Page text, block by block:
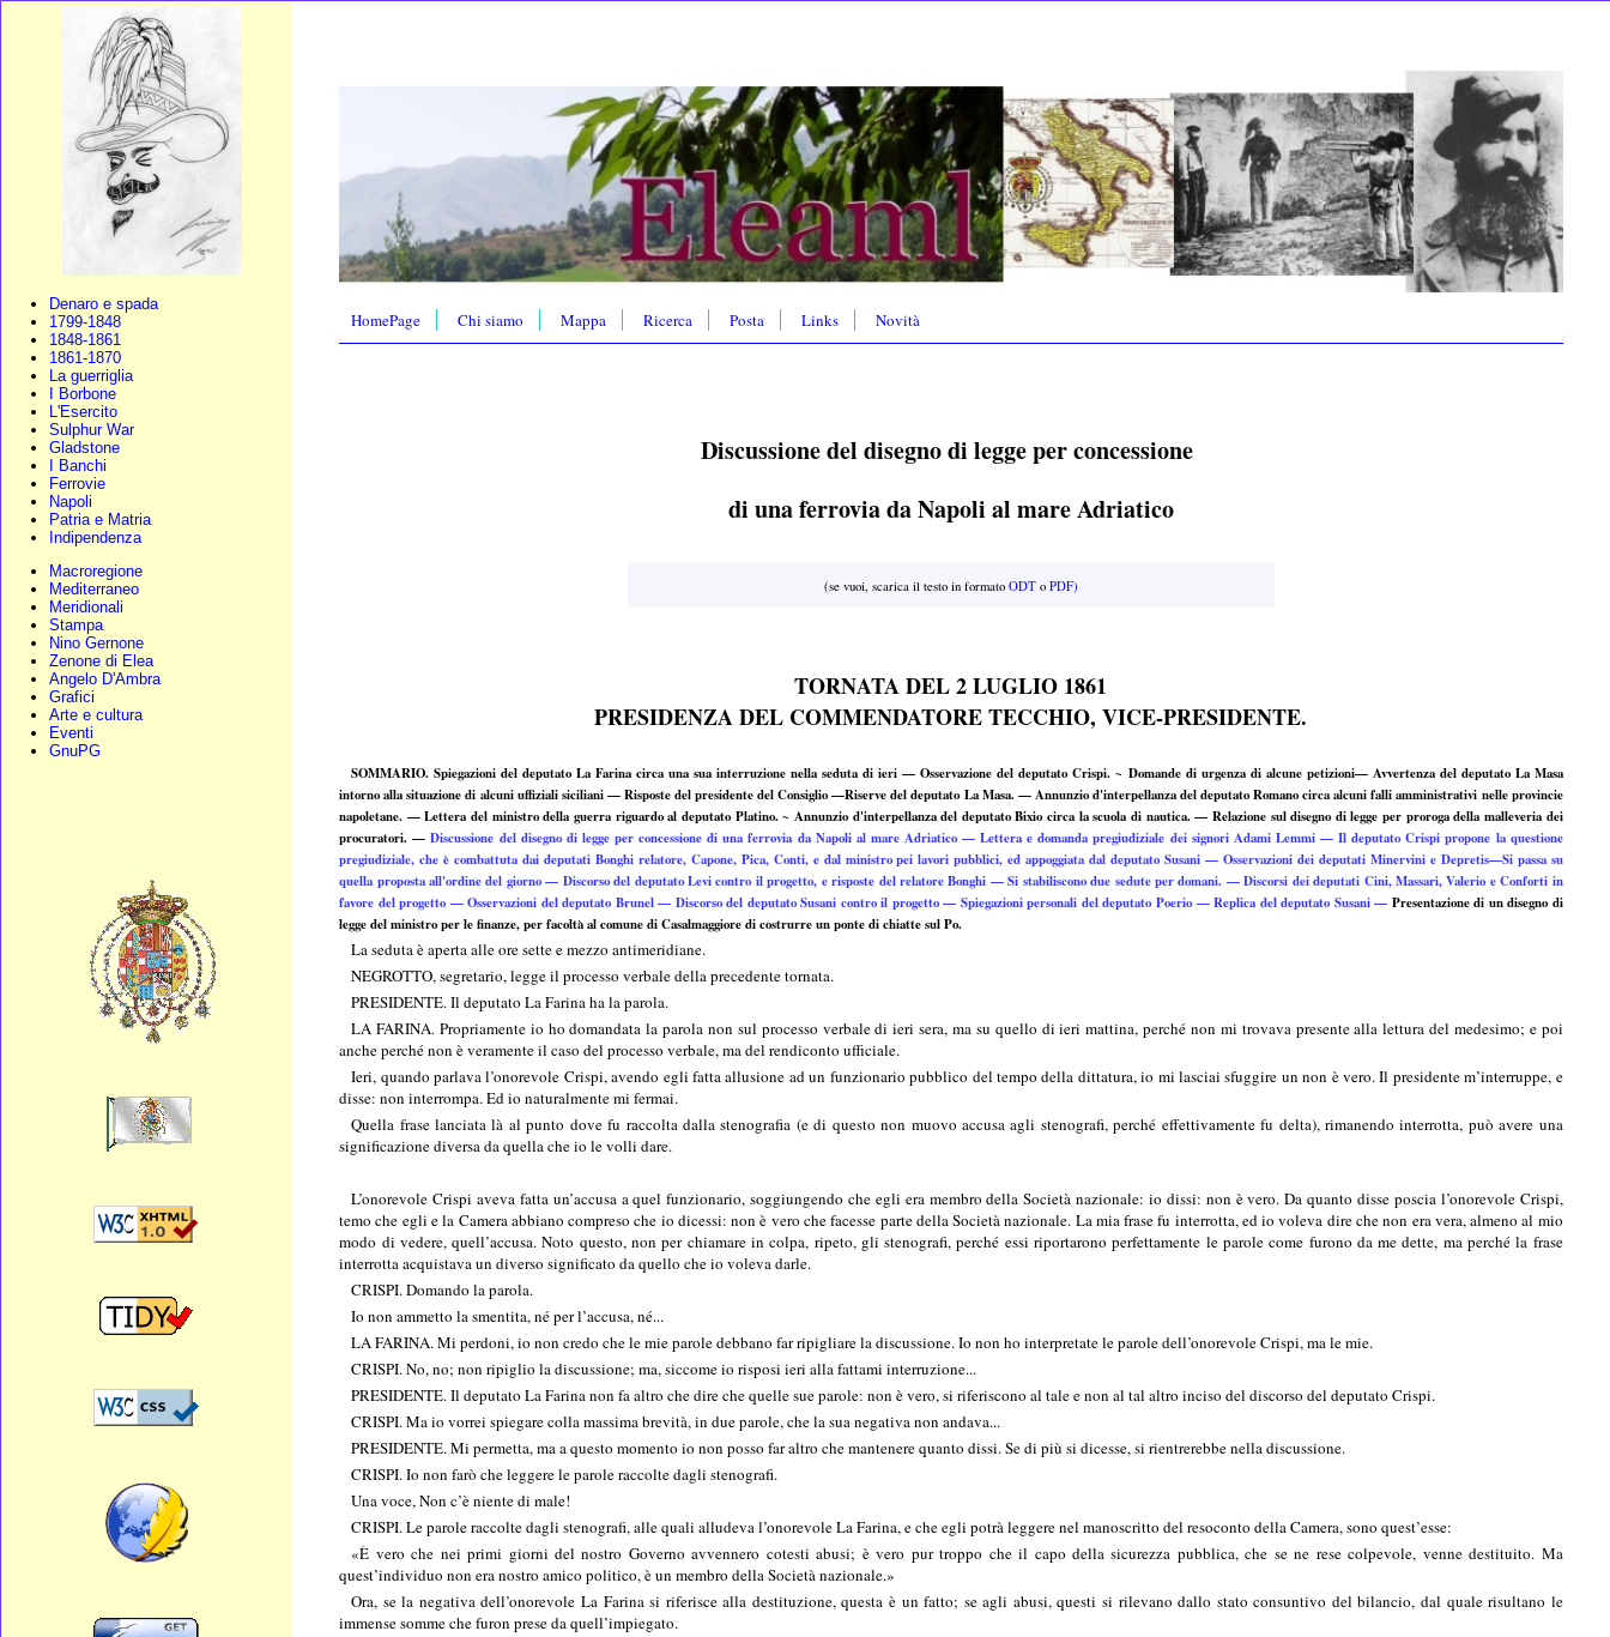
Denaro e spada
1799-1848
1848-1861
1861-1870
La guerriglia
I Borbone
L'Esercito
Sulphur War
Gladstone
I Banchi
Ferrovie
Napoli
Patria e Matria
Indipendenza
Macroregione
Mediterraneo
Meridionali
Stampa
Nino Gernone
Zenone di Elea
Angelo D'Ambra
Grafici
Arte e cultura
Eventi
GnuPG
HomePage Chi siamo Mappa Ricerca Posta Links Novità
Discussione del disegno di legge per concessione
di una ferrovia da Napoli al mare Adriatico
(se vuoi, scarica il testo in formato ODTo PDF)
TORNATA DEL 2 LUGLIO 1861
PRESIDENZA DEL COMMENDATORE TECCHIO, VICE-PRESIDENTE.
SOMMARIO. Spiegazioni del deputato La Farina circa una sua interruzione nella seduta di ieri — Osservazione del deputato Crispi. ~ Domande di urgenza di alcune petizioni— Avvertenza del deputato La Masa
intorno alla situazione di alcuni uffiziali siciliani — Risposte del presidente del Consiglio —Riserve del deputato La Masa. — Annunzio d'interpellanza del deputato Romano circa alcuni falli amministrativi nelle provincie
napoletane. — Lettera del ministro della guerra riguardo al deputato Platino. ~ Annunzio d'interpellanza del deputato Bixio circa la scuola di nautica. — Relazione sul disegno di legge per proroga della malleveria dei
procuratori. — Discussione del disegno di legge per concessione di una ferrovia da Napoli al mare Adriatico — Lettera e domanda pregiudiziale dei signori Adami Lemmi — Il deputato Crispi propone la questione
pregiudiziale, che è combattuta dai deputati Bonghi relatore, Capone, Pica, Conti, e dal ministro pei lavori pubblici, ed appoggiata dal deputato Susani — Osservazioni dei deputati Minervini e Depretis—Si passa su
quella proposta all'ordine del giorno — Discorso del deputato Levi contro il progetto, e risposte del relatore Bonghi — Si stabiliscono due sedute per domani. — Discorsi dei deputati Cini, Massari, Valerio e Conforti in
favore del progetto — Osservazioni del deputato Brunel — Discorso del deputato Susani contro il progetto — Spiegazioni personali del deputato Poerio — Replica del deputato Susani — Presentazione di un disegno di
legge del ministro per le finanze, per facoltà al comune di Casalmaggiore di costrurre un ponte di chiatte sul Po.
La seduta è aperta alle ore sette e mezzo antimeridiane.
NEGROTTO, segretario, legge il processo verbale della precedente tornata.
PRESIDENTE. Il deputato La Farina ha la parola.
LA FARINA. Propriamente io ho domandata la parola non sul processo verbale di ieri sera, ma su quello di ieri mattina, perché non mi trovava presente alla lettura del medesimo; e poi
anche perché non è veramente il caso del processo verbale, ma del rendiconto ufficiale.
Ieri, quando parlava l’onorevole Crispi, avendo egli fatta allusione ad un funzionario pubblico del tempo della dittatura, io mi lasciai sfuggire un non è vero. Il presidente m’interruppe, e
disse: non interrompa. Ed io naturalmente mi fermai.
Quella frase lanciata là al punto dove fu raccolta dalla stenografia (e di questo non muovo accusa agli stenografi, perché effettivamente fu delta), rimanendo interrotta, può avere una
significazione diversa da quella che io le volli dare.
L’onorevole Crispi aveva fatta un’accusa a quel funzionario, soggiungendo che egli era membro della Società nazionale: io dissi: non è vero. Da quanto disse poscia l’onorevole Crispi,
temo che egli e la Camera abbiano compreso che io dicessi: non è vero che facesse parte della Società nazionale. La mia frase fu interrotta, ed io voleva dire che non era vera, almeno al mio
modo di vedere, quell’accusa. Noto questo, non per chiamare in colpa, ripeto, gli stenografi, perché essi riportarono perfettamente le parole come furono da me dette, ma perché la frase
interrotta acquistava un diverso significato da quello che io voleva darle.
CRISPI. Domando la parola.
Io non ammetto la smentita, né per l’accusa, né...
LA FARINA. Mi perdoni, io non credo che le mie parole debbano far ripigliare la discussione. Io non ho interpretate le parole dell’onorevole Crispi, ma le mie.
CRISPI. No, no; non ripiglio la discussione; ma, siccome io risposi ieri alla fattami interruzione...
PRESIDENTE. Il deputato La Farina non fa altro che dire che quelle sue parole: non è vero, si riferiscono al tale e non al tal altro inciso del discorso del deputato Crispi.
CRISPI. Ma io vorrei spiegare colla massima brevità, in due parole, che la sua negativa non andava...
PRESIDENTE. Mi permetta, ma a questo momento io non posso far altro che mantenere quanto dissi. Se di più si dicesse, si rientrerebbe nella discussione.
CRISPI. Io non farò che leggere le parole raccolte dagli stenografi.
Una voce, Non c’è niente di male!
CRISPI. Le parole raccolte dagli stenografi, alle quali alludeva l’onorevole La Farina, e che egli potrà leggere nel manoscritto del resoconto della Camera, sono quest’esse:
«È vero che nei primi giorni del nostro Governo avvennero cotesti abusi; è vero pur troppo che il capo della sicurezza pubblica, che se ne rese colpevole, venne destituito. Ma
quest’individuo non era nostro amico politico, è un membro della Società nazionale.»
Ora, se la negativa dell’onorevole La Farina si riferisce alla destituzione, questa è un fatto; se agli abusi, questi si rilevano dallo stato consuntivo del bilancio, dal quale risultano le
immense somme che furon prese da quell’impiegato.